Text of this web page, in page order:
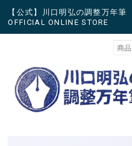
【公式】川口明弘の調整万年筆
OFFICIAL ONLINE STORE